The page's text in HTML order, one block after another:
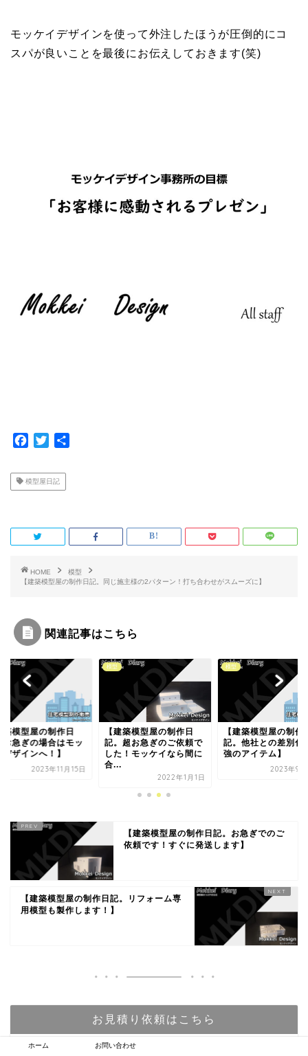
モッケイデザインを使って外注したほうが圧倒的にコ
スパが良いことを最後にお伝えしておきます(笑)
c
e
o
k
i
t
r
模型屋日記
HOME
模型
【建築模型屋の制作日記。同じ施主様の2パターン！打ち合わせがスムーズに】
関連記事はこちら
築模型屋の制作日
お急ぎの場合はモッ
デザインへ！】
2023年11月15日
模型
【建築模型屋の制作日
記。超お急ぎのご依頼で
した！モッケイなら間に
合...
2022年1月1日
模型
【建築模型屋の制作
記。他社との差別化
強のアイテム】
2023年9
【建築模型屋の制作日記。お急ぎでのご
依頼です！すぐに発送します】
【建築模型屋の制作日記。リフォーム専
用模型も製作します！】
お見積り依頼はこちら
ホーム お問い合わせ